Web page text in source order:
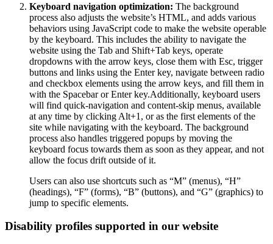
Keyboard navigation optimization: The background
process also adjusts the website’s HTML, and adds various
behaviors using JavaScript code to make the website operable
by the keyboard. This includes the ability to navigate the
website using the Tab and Shift+Tab keys, operate
dropdowns with the arrow keys, close them with Esc, trigger
buttons and links using the Enter key, navigate between radio
and checkbox elements using the arrow keys, and fill them in
with the Spacebar or Enter key.Additionally, keyboard users
will find quick-navigation and content-skip menus, available
at any time by clicking Alt+1, or as the first elements of the
site while navigating with the keyboard. The background
process also handles triggered popups by moving the
keyboard focus towards them as soon as they appear, and not
allow the focus drift outside of it.
Users can also use shortcuts such as “M” (menus), “H”
(headings), “F” (forms), “B” (buttons), and “G” (graphics) to
jump to specific elements.
Disability profiles supported in our website